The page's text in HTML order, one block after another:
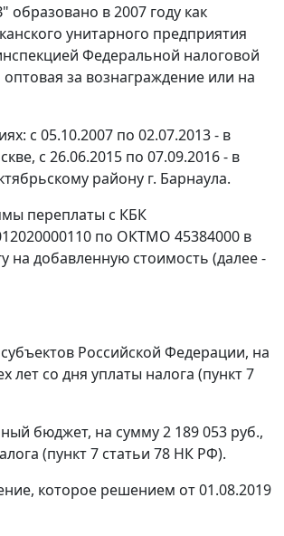
в 2007 году как
унитарного предприятия
Федеральной налоговой
за вознаграждение или на
с 05.10.2007 по 02.07.2013 - в
с 26.06.2015 по 07.09.2016 - в
району г. Барнаула.
переплаты с КБК
по ОКТМО 45384000 в
на добавленную стоимость (далее -
Российской Федерации, на
лет со дня уплаты налога (пункт 7
бюджет, на сумму 2 189 053 руб.,
(пункт 7 статьи 78 НК РФ).
которое решением от 01.08.2019